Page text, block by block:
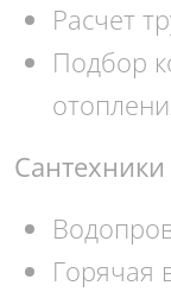
Расчет
Подбор
Сантехники
Горячая